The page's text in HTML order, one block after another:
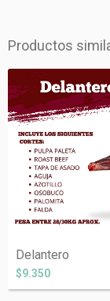
Productos
Delantero
$9.350